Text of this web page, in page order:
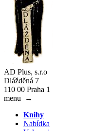
AD Plus, s.r.o
Dlážděná 7
110 00 Praha 1
menu
→
Knihy
Nabídka